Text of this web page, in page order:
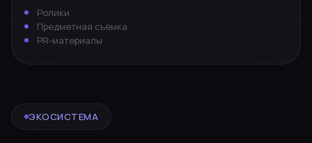
Ролики
Предметная съёмка
PR-материалы
ЭКОСИСТЕМА